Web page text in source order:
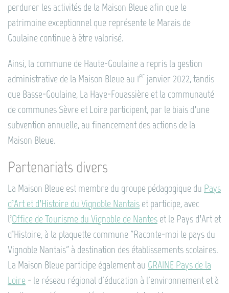
perdurer les activités de la Maison Bleue afin que le
patrimoine exceptionnel que représente le Marais de
Goulaine continue à être valorisé.
Ainsi, la commune de Haute-Goulaine a repris la gestion
administrative de la Maison Bleue au 1er janvier 2022, tandis
que Basse-Goulaine, La Haye-Fouassière et la communauté
de communes Sèvre et Loire participent, par le biais d’une
subvention annuelle, au financement des actions de la
Maison Bleue.
Partenariats divers
La Maison Bleue est membre du groupe pédagogique du Pays
d’Art et d’Histoire du Vignoble Nantais et participe, avec
l’Office de Tourisme du Vignoble de Nantes et le Pays d’Art et
d’Histoire, à la plaquette commune "Raconte-moi le pays du
Vignoble Nantais" à destination des établissements scolaires.
La Maison Bleue participe également au GRAINE Pays de la
Loire - le réseau régional d'éducation à l'environnement et à